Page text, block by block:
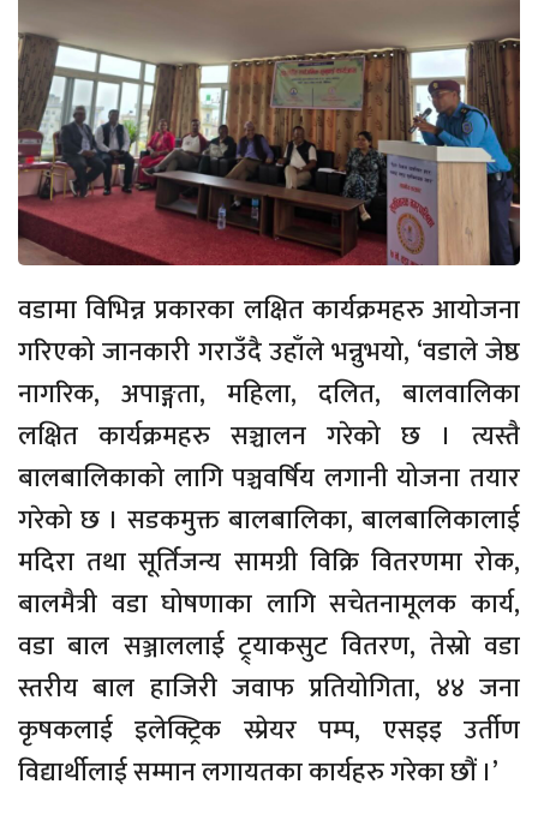
वडामा विभिन्न प्रकारका लक्षित कार्यक्रमहरु आयोजना
गरिएको जानकारी गराउँदै उहाँले भन्नुभयो, ‘वडाले जेष्ठ
नागरिक, अपाङ्गता, महिला, दलित, बालवालिका
लक्षित कार्यक्रमहरु सञ्चालन गरेको छ । त्यस्तै
बालबालिकाको लागि पञ्चवर्षिय लगानी योजना तयार
गरेको छ । सडकमुक्त बालबालिका, बालबालिकालाई
मदिरा तथा सूर्तिजन्य सामग्री विक्रि वितरणमा रोक,
बालमैत्री वडा घोषणाका लागि सचेतनामूलक कार्य,
वडा बाल सञ्जाललाई ट्र्याकसुट वितरण, तेस्रो वडा
स्तरीय बाल हाजिरी जवाफ प्रतियोगिता, ४४ जना
कृषकलाई इलेक्ट्रिक स्प्रेयर पम्प, एसइइ उर्तीण
विद्यार्थीलाई सम्मान लगायतका कार्यहरु गरेका छौं ।’